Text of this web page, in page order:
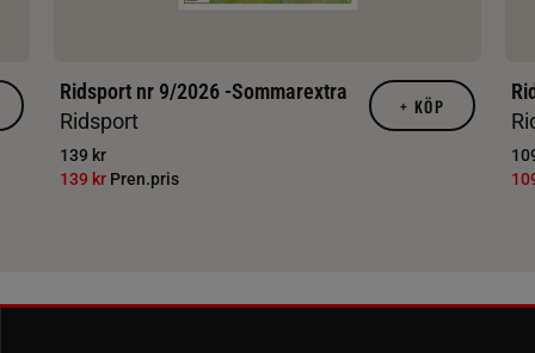
Ridsport nr 9/2026 -Sommarextra
Ridsport
139 kr
139 kr Pren.pris
+ KÖP